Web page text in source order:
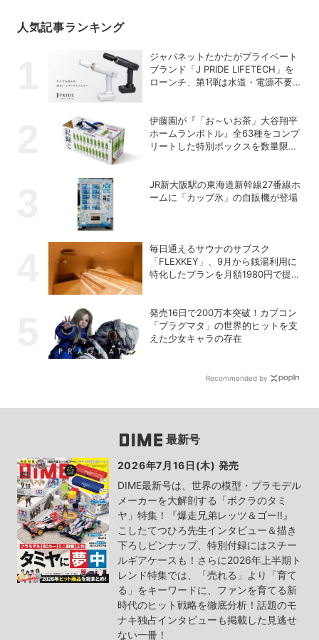
人気記事ランキング
ジャパネットたかたがプライベート
ブランド「J PRIDE LIFETECH」を
ローンチ、第1弾は水道・電源不要
伊藤園が『「お～いお茶」大谷翔平
ホームランボトル』全63種をコンプ
リートした特別ボックスを数量限定
JR新大阪駅の東海道新幹線27番線ホ
ームに「カップ氷」の自販機が登場
毎日通えるサウナのサブスク
「FLEXKEY」、9月から銭湯利用に
特化したプランを月額1980円で提供
発売16日で200万本突破！カプコン
「プラグマタ」の世界的ヒットを支
えた少女キャラの存在
Recommended by
最新号
2026年7月16日(木) 発売
DIME最新号は、世界の模型・プラモデル
メーカーを大解剖する「ボクラのタミ
ヤ」特集！『爆走兄弟レッツ＆ゴー!!』
こしたてつひろ先生インタビュー＆描き
下ろしピンナップ、特別付録にはスチー
ルギアケースも！さらに2026年上半期ト
レンド特集では、「売れる」より「育て
る」をキーワードに、ファンを育てる新
時代のヒット戦略を徹底分析！話題のモ
ナキ独占インタビューも掲載した見逃せ
ない一冊！